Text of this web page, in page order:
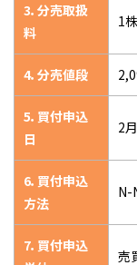
3．分売取扱
料
1
4．分売値段
5．買付申込
日
2
6．買付申込
方法
N-
7．買付申込
売